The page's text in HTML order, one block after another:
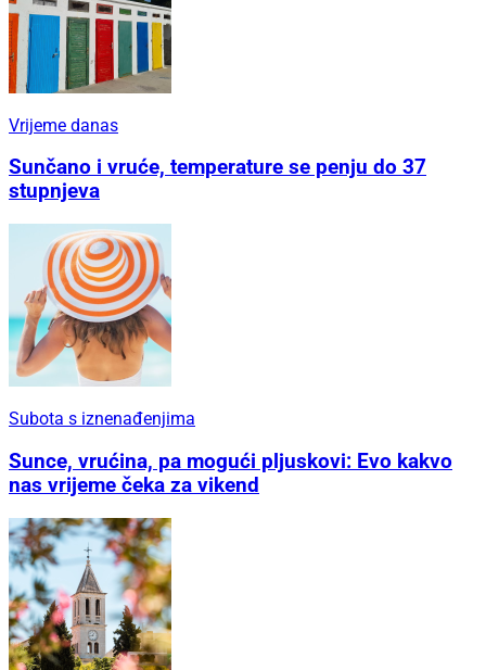
Vrijeme danas
Sunčano i vruće, temperature se penju do 37
stupnjeva
Subota s iznenađenjima
Sunce, vrućina, pa mogući pljuskovi: Evo kakvo
nas vrijeme čeka za vikend